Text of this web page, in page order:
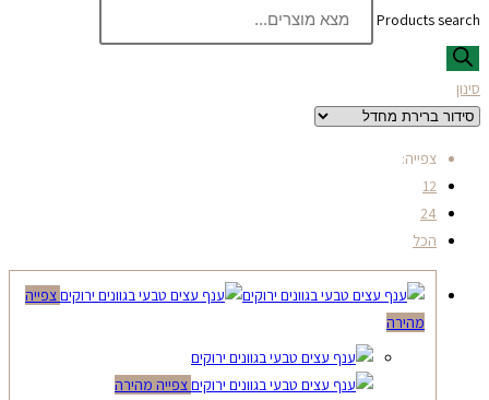
Products search
סינון
צפייה:
12
24
הכל
צפייה
מהירה
צפייה מהירה